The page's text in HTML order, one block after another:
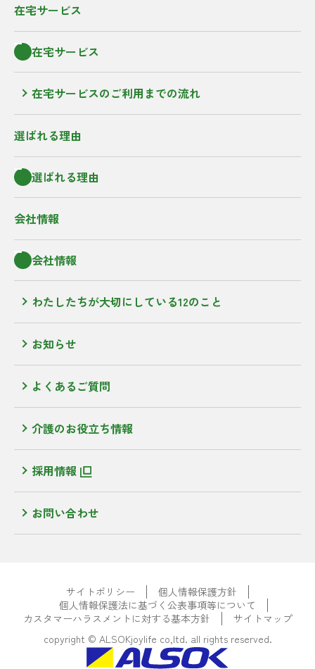
在宅サービス
在宅サービス
在宅サービスのご利用までの流れ
選ばれる理由
選ばれる理由
会社情報
会社情報
わたしたちが大切にしている12のこと
お知らせ
よくあるご質問
介護のお役立ち情報
採用情報
お問い合わせ
サイトポリシー
個人情報保護方針
個人情報保護法に基づく公表事項等について
カスタマーハラスメントに対する基本方針
サイトマップ
copyright © ALSOKjoylife co,ltd. all rights reserved.